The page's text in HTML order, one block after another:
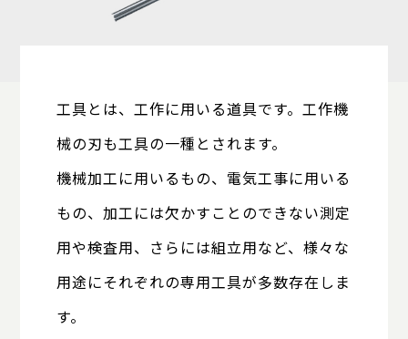
工具とは、工作に用いる道具です。工作機
械の刃も工具の一種とされます。
機械加工に用いるもの、電気工事に用いる
もの、加工には欠かすことのできない測定
用や検査用、さらには組立用など、様々な
用途にそれぞれの専用工具が多数存在しま
す。